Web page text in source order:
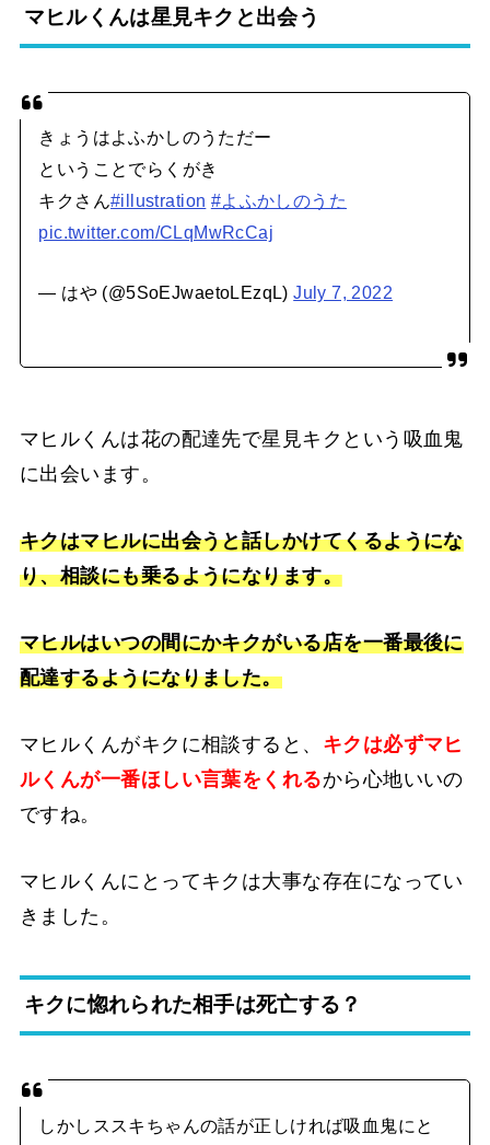
マヒルくんは星見キクと出会う
きょうはよふかしのうただー
ということでらくがき
キクさん#illustration #よふかしのうた
pic.twitter.com/CLqMwRcCaj
— はや (@5SoEJwaetoLEzqL)July 7, 2022
マヒルくんは花の配達先で星見キクという吸血鬼
に出会います。
キクはマヒルに出会うと話しかけてくるようにな
り、相談にも乗るようになります。
マヒルはいつの間にかキクがいる店を一番最後に
配達するようになりました。
マヒルくんがキクに相談すると、 キクは必ずマヒ
ルくんが一番ほしい言葉をくれるから心地いいの
ですね。
マヒルくんにとってキクは大事な存在になってい
きました。
キクに惚れられた相手は死亡する？
しかしススキちゃんの話が正しければ吸血鬼にと